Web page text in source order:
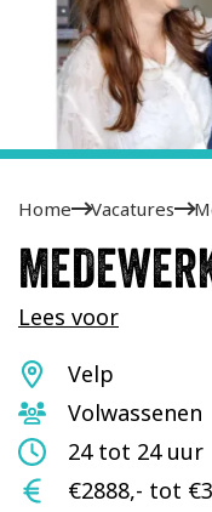
Home Vacatures
Lees voor
Standplaats
Velp
Doelgroep
Volwassenen
Aantal
uur
24 tot 24 uur
Salaris€2888,- tot